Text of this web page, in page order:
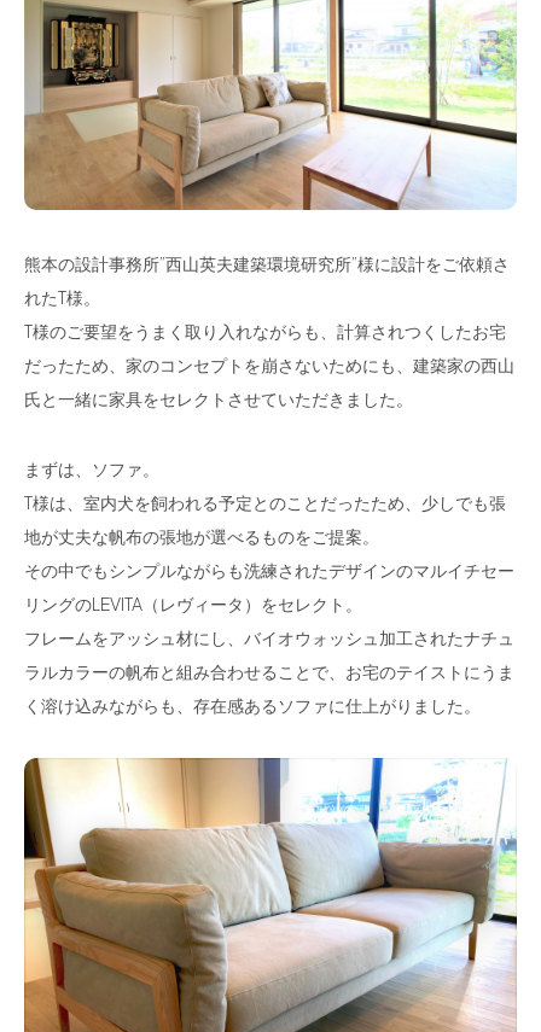
フラッグシップストア
0965-52-0323
096-274-8175
0965-45-9282
熊本の設計事務所”西山英夫建築環境研究所”様に設計をご依頼さ
れたT様。
T様のご要望をうまく取り入れながらも、計算されつくしたお宅
だったため、家のコンセプトを崩さないためにも、建築家の西山
氏と一緒に家具をセレクトさせていただきました。
まずは、ソファ。
T様は、室内犬を飼われる予定とのことだったため、少しでも張
地が丈夫な帆布の張地が選べるものをご提案。
その中でもシンプルながらも洗練されたデザインのマルイチセー
リングのLEVITA（レヴィータ）をセレクト。
フレームをアッシュ材にし、バイオウォッシュ加工されたナチュ
ラルカラーの帆布と組み合わせることで、お宅のテイストにうま
く溶け込みながらも、存在感あるソファに仕上がりました。